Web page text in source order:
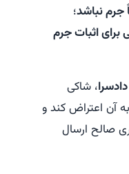
جرم نباشد؛
برای اثبات جرم
، شاکی
آن اعتراض کند و
صالح ارسال